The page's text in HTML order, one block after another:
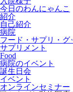
今日のわんにゃんこ
紹介
自己紹介
病院
フード・サプリ・グ
サプリメント
Food
病院のイベント
誕生日会
イベント
オンラインセミナー